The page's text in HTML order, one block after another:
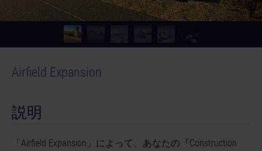
Airfield Expansion
説明
「Airfield Expansion」によって、あなたの『Construction